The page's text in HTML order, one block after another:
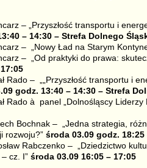
– „Przyszłość transportu i
– 14:30 – Strefa Dolnego
– „Nowy Ład na Starym
– „Od praktyki do prawa:
Rado – „„Przyszłość transportu i
godz. 13:40 – 14:30 – Strefa
Rado à panel „Dolnośląscy Liderzy
Bochnak – „Jedna strategia,
rozwoju?” środa 03.09 godz. 18:25
Rabczenko – „Dziedzictwo
cz. I”środa 03.09 16:05 – 17:05